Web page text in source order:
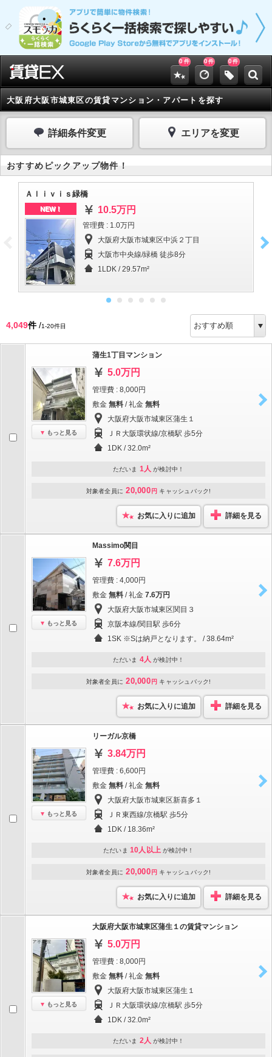
0 件 0件 0件
大阪府大阪市城東区の賃貸マンション・アパートを探す
詳細条件変更 エリアを変更
おすすめピックアップ物件！
Ａｌｉｖｉｓ緑橋
NEW！ 10.5万円
管理費 : 1.0万円
大阪府大阪市城東区中浜２丁目
大阪市中央線/緑橋 徒歩8分
1LDK / 29.57m²
4,049件/1-20件目
もっと見る
蒲生1丁目マンション
5.0万円
管理費 : 8,000円
敷金 無料 / 礼金 無料
大阪府大阪市城東区蒲生１
ＪＲ大阪環状線/京橋駅 歩5分
1DK / 32.0m²
ただいま 1人 が検討中！
対象者全員に 20,000 円 キャッシュバック!
お気に入りに追加 詳細を見る
もっと見る
Massimo関目
7.6万円
管理費 : 4,000円
敷金 無料 / 礼金 7.6万円
大阪府大阪市城東区関目３
京阪本線/関目駅 歩6分
1SK ※Sは納戸となります。 / 38.64m²
ただいま 4人 が検討中！
対象者全員に 20,000 円 キャッシュバック!
お気に入りに追加 詳細を見る
もっと見る
リーガル京橋
3.84万円
管理費 : 6,600円
敷金 無料 / 礼金 無料
大阪府大阪市城東区新喜多１
ＪＲ東西線/京橋駅 歩5分
1DK / 18.36m²
ただいま 10人以上 が検討中！
対象者全員に 20,000 円 キャッシュバック!
お気に入りに追加 詳細を見る
もっと見る
大阪府大阪市城東区蒲生１の賃貸マンション
5.0万円
管理費 : 8,000円
敷金 無料 / 礼金 無料
大阪府大阪市城東区蒲生１
ＪＲ大阪環状線/京橋駅 歩5分
1DK / 32.0m²
ただいま 2人 が検討中！